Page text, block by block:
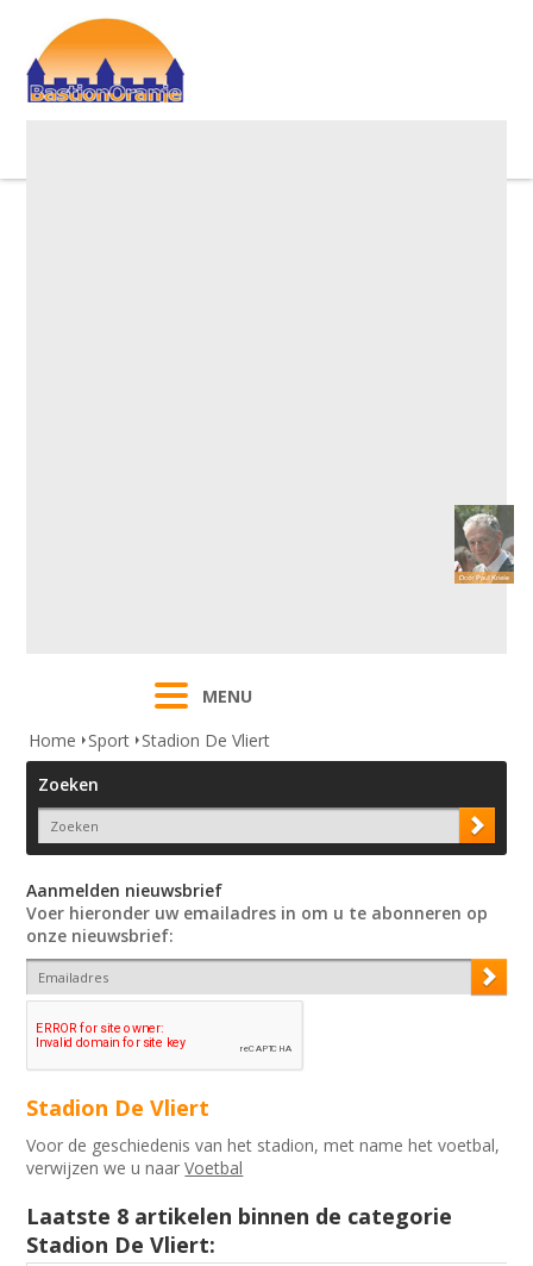
MENU
Home
Sport Stadion De Vliert
Zoeken
Aanmelden nieuwsbrief
Voer hieronder uw emailadres in om u te abonneren op
onze nieuwsbrief:
Stadion De Vliert
Voor de geschiedenis van het stadion, met name het voetbal,
verwijzen we u naarVoetbal
Laatste 8 artikelen binnen de categorie
Stadion De Vliert: